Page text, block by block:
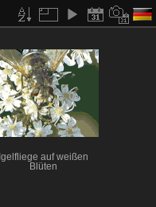
Igelfliege auf weißen
Blüten